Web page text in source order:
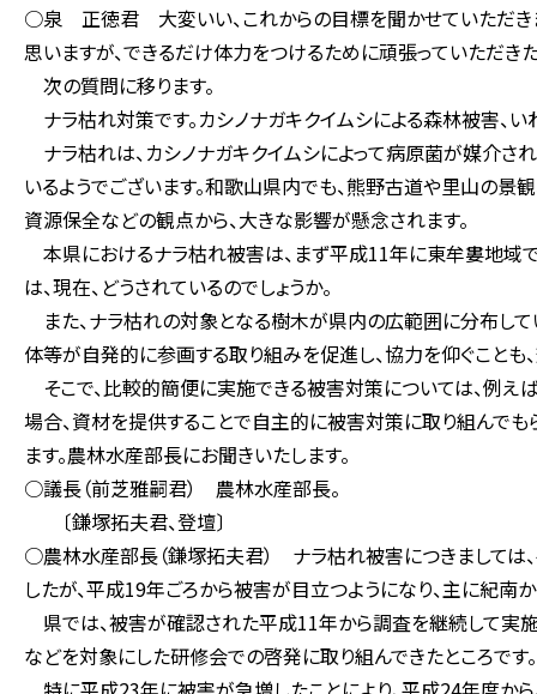
○泉 正徳君 大変いい、これからの目標を聞かせていただき
思いますが、できるだけ体力をつけるために頑張っていただき
次の質問に移ります。
ナラ枯れ対策です。カシノナガキクイムシによる森林被害、
ナラ枯れは、カシノナガキクイムシによって病原菌が媒介さ
いるようでございます。和歌山県内でも、熊野古道や里山の
資源保全などの観点から、大きな影響が懸念されます。
本県におけるナラ枯れ被害は、まず平成11年に東牟婁地域
は、現在、どうされているのでしょうか。
また、ナラ枯れの対象となる樹木が県内の広範囲に分布し
体等が自発的に参画する取り組みを促進し、協力を仰ぐこと
そこで、比較的簡便に実施できる被害対策については、例
場合、資材を提供することで自主的に被害対策に取り組んで
ます。農林水産部長にお聞きいたします。
○議長（前芝雅嗣君） 農林水産部長。
〔鎌塚拓夫君、登壇〕
○農林水産部長（鎌塚拓夫君） ナラ枯れ被害につきましては
したが、平成19年ごろから被害が目立つようになり、主に紀南
県では、被害が確認された平成11年から調査を継続して実
などを対象にした研修会での啓発に取り組んできたところです。